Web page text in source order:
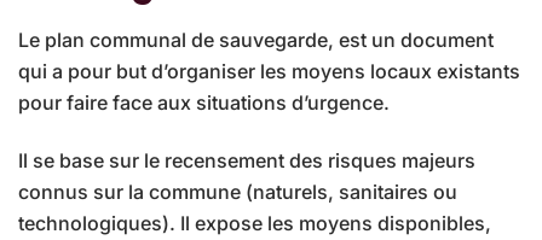
Le plan communal de sauvegarde, est un document
qui a pour but d’organiser les moyens locaux existants
pour faire face aux situations d’urgence.
Il se base sur le recensement des risques majeurs
connus sur la commune (naturels, sanitaires ou
technologiques). Il expose les moyens disponibles,